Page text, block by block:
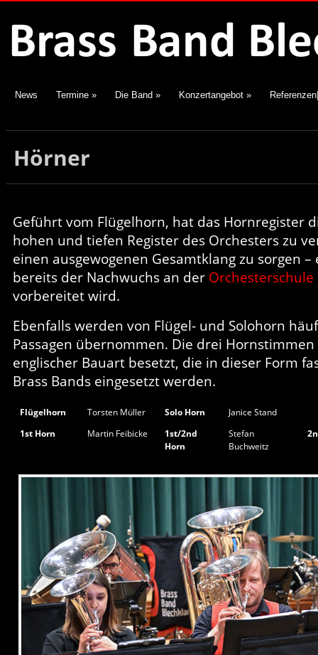
News Termine » Die Band » Konzertangebot »
Hörner
Geführt vom Flügelhorn, hat das Hornregister
hohen und tiefen Register des Orchesters zu
einen ausgewogenen Gesamtklang zu sorgen
bereits der Nachwuchs an der Orchesterschule
vorbereitet wird.
Ebenfalls werden von Flügel- und Solohorn
Passagen übernommen. Die drei
englischer Bauart besetzt, die in dieser Form
Brass Bands eingesetzt werden.
Flügelhorn Torsten Müller Solo Horn
Janice Stand
1st Horn
Martin Feibicke
1st/2nd
Horn
Stefan
Buchweitz